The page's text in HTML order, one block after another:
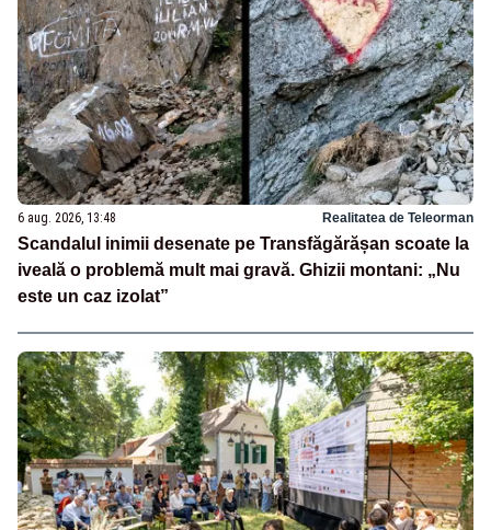
6 aug. 2026, 13:48 Realitatea de Teleorman
Scandalul inimii desenate pe Transfăgărășan scoate la
iveală o problemă mult mai gravă. Ghizii montani: „Nu
este un caz izolat”